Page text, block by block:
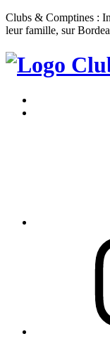
Clubs & Comptines :
leur famille, sur
Clubs
Comptines